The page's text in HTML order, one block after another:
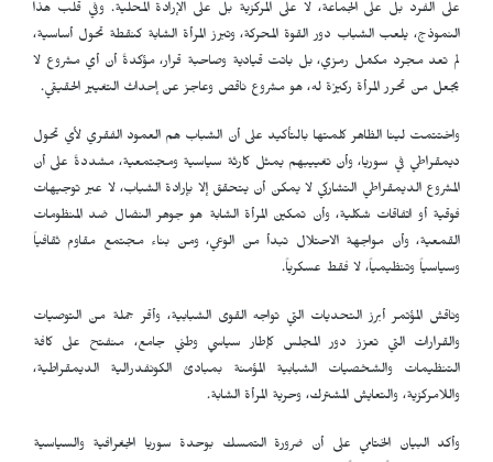
على الفرد بل على الجماعة، لا على المركزية بل على الإرادة المحلية. وفي قلب هذا
النموذج، يلعب الشباب دور القوة المحركة، وتبرز المرأة الشابة كنقطة تحول أساسية،
لم تعد مجرد مكمّل رمزي، بل باتت قيادية وصاحبة قرار، مؤكدةً أن أي مشروع لا
يجعل من تحرر المرأة ركيزة له، هو مشروع ناقص وعاجز عن إحداث التغيير الحقيقي.
واختتمت لينا الظاهر كلمتها بالتأكيد على أن الشباب هم العمود الفقري لأي تحول
ديمقراطي في سوريا، وأن تغييبهم يمثل كارثة سياسية ومجتمعية، مشددةً على أن
المشروع الديمقراطي التشاركي لا يمكن أن يتحقق إلا بإرادة الشباب، لا عبر توجيهات
فوقية أو اتفاقات شكلية، وأن تمكين المرأة الشابة هو جوهر النضال ضد المنظومات
القمعية، وأن مواجهة الاحتلال تبدأ من الوعي، ومن بناء مجتمع مقاوم ثقافياً
وسياسياً وتنظيمياً، لا فقط عسكرياً.
وناقش المؤتمر أبرز التحديات التي تواجه القوى الشبابية، وأقر جملة من التوصيات
والقرارات التي تعزز دور المجلس كإطار سياسي وطني جامع، منفتح على كافة
التنظيمات والشخصيات الشبابية المؤمنة بمبادئ الكونفدرالية الديمقراطية،
واللامركزية، والتعايش المشترك، وحرية المرأة الشابة.
وأكد البيان الختامي على أن ضرورة التمسك بوحدة سوريا الجغرافية والسياسية